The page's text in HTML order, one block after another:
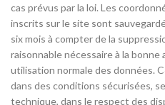
cas prévus par la loi. Les
inscrits sur le site sont
six mois à compter de la
raisonnable nécessaire à la
utilisation normale des données.
dans des conditions sécurisées,
technique, dans le respect des